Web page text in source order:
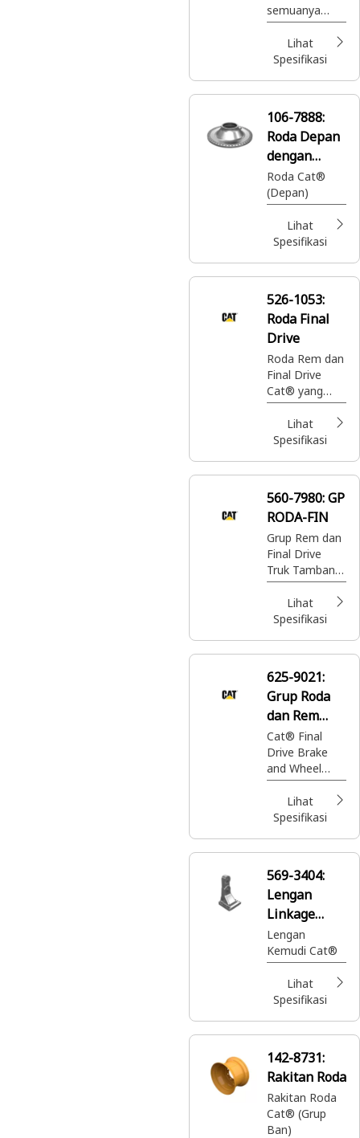
semuanya
dengan Cat
Reman. Suku
cadang Cat®
terbaik dengan
di mana pun
dan kapan pun
Anda
membutuhkan
nya -
semuanya
dengan harga
sangat murah.
Lihat
Spesifikasi
106-7888:
Roda Depan
dengan
Diameter
Luar 1173
Roda Cat®
(Depan)
Lihat
Spesifikasi
526-1053:
Roda Final
Drive
Roda Rem dan
Final Drive
Cat® yang
digunakan di
Gandar
Lihat
Spesifikasi
560-7980:GP
RODA-FIN
Grup Rem dan
Final Drive
Truk Tambang
Bawah Tanah
Lihat
Spesifikasi
625-9021:
Grup Roda
dan Rem
Final Drive
Cat® Final
Drive Brake
and Wheel
Group
integrates
braking and
components
wheel
movement
and ensure
reliable
operation
Lihat
Spesifikasi
569-3404:
Lengan
Linkage
Kemudi
Lengan
Kemudi Cat®
Lihat
Spesifikasi
142-8731:
Rakitan Roda
Rakitan Roda
Cat® (Grup
Ban)